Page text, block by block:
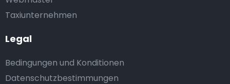
Taxiunternehmen
Legal
Bedingungen und Konditionen
Datenschutzbestimmungen